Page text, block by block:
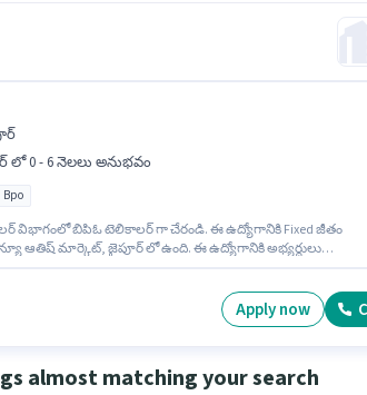
లో 0 - 6 నెలలు అనుభవం
Bpo
విభాగంలో బిపిఓ టెలికాలర్ గా చేరండి. ఈ ఉద్యోగానికి Fixed జీతం
ఆతిష్ మార్కెట్, జైపూర్ లో ఉంది. ఈ ఉద్యోగానికి అభ్యర్థులు
6 days working ఉన్నాయి.
Apply now
almost matching your search